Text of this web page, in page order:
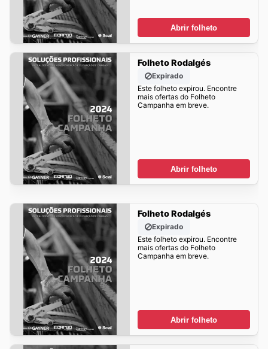
Abrir folheto
Folheto Rodalgés
Expirado
Este folheto expirou. Encontre
mais ofertas do Folheto
Campanha em breve.
Abrir folheto
Folheto Rodalgés
Expirado
Este folheto expirou. Encontre
mais ofertas do Folheto
Campanha em breve.
Abrir folheto